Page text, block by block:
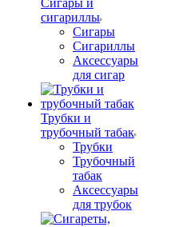
Сигары и
сигариллы
Сигары
Сигариллы
Аксессуары
для сигар
Трубки и
трубочный табак
Трубки
Трубочный
табак
Аксессуары
для трубок